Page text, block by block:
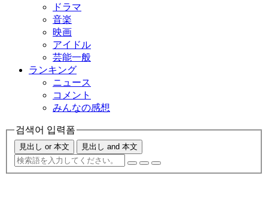
ドラマ
音楽
映画
アイドル
芸能一般
ランキング
ニュース
コメント
みんなの感想
검색어 입력폼
見出し or 本文 見出し and 本文